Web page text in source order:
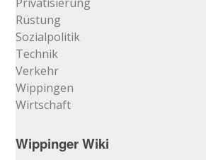
Rüstung
Sozialpolitik
Technik
Verkehr
Wippingen
Wirtschaft
Wippinger Wiki